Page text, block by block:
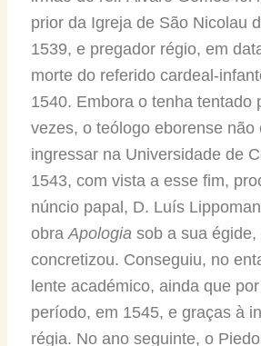
prior da Igreja de São Nicolau
1539, e pregador régio, em
morte do referido cardeal-
1540. Embora o tenha tentado
vezes, o teólogo eborense não
ingressar na Universidade de
1543, com vista a esse fim,
núncio papal, D. Luís
obra Apologia sob a sua
concretizou. Conseguiu, no
lente académico, ainda que
período, em 1545, e graças à
régia. No ano seguinte, o